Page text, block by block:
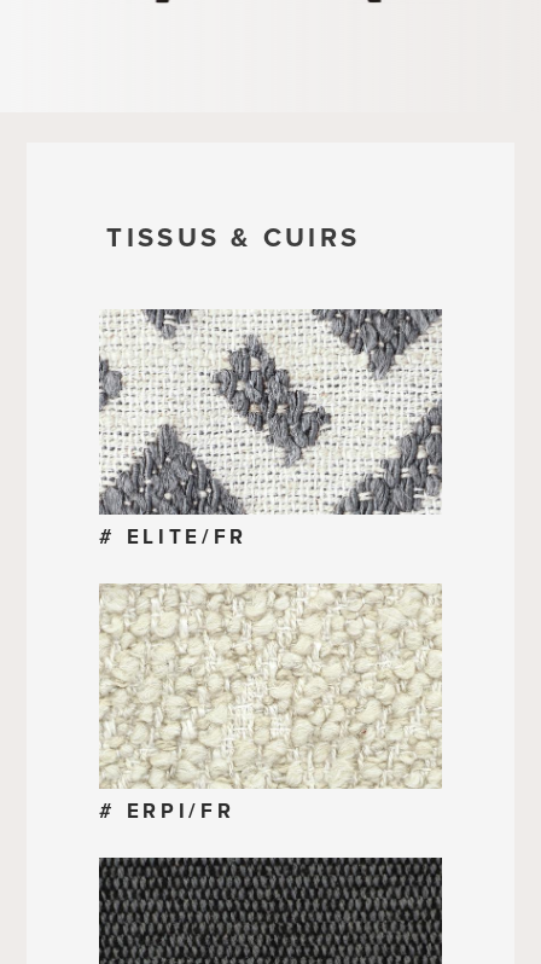
TISSUS & CUIRS
# ELITE/FR
# ERPI/FR